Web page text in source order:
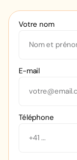
Votre nom
E-mail
Téléphone